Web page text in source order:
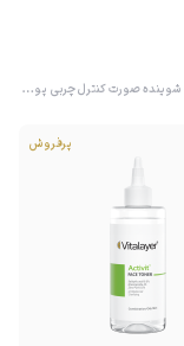
شوینده صورتکنترل چربی پوست
پرفروش